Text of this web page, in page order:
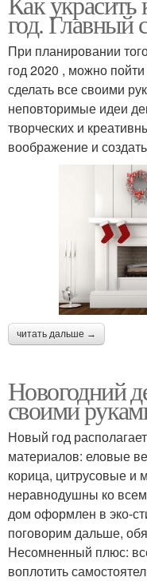
год. Главный
При планировании
год 2020 , можно
сделать все своими
неповторимые идеи
творческих и
воображение и
читать дальше →
Новогодний
своими
Новый год
материалов: еловые
корица, цитрусовые и
неравнодушны ко
дом оформлен в эко-
поговорим дальше,
Несомненный плюс:
воплотить